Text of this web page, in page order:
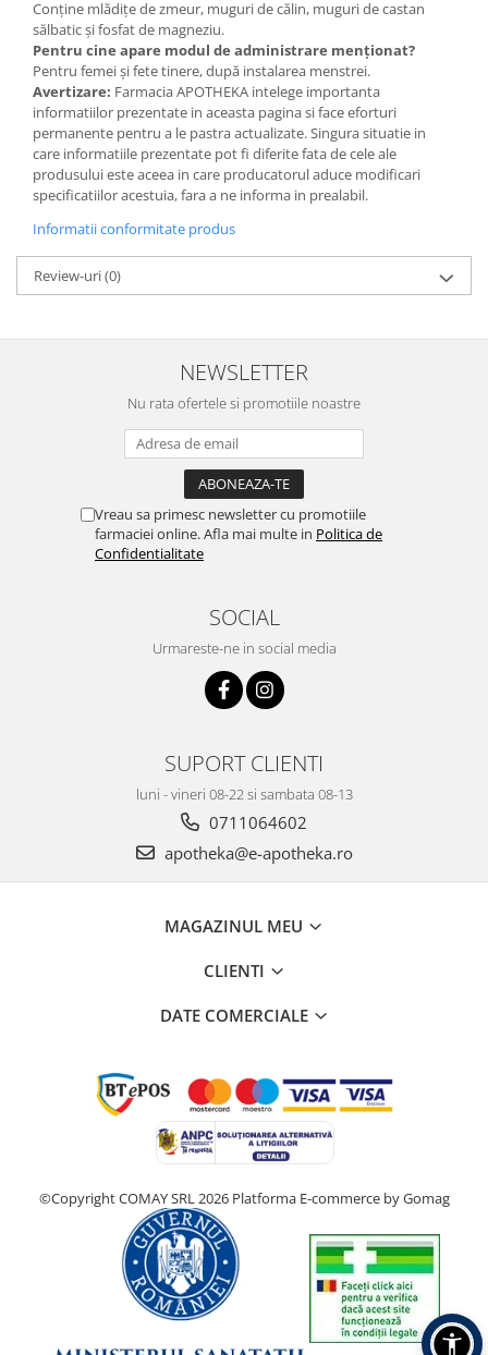
Conține mlădițe de zmeur, muguri de călin, muguri de castan
sălbatic și fosfat de magneziu.
Pentru cine apare modul de administrare menționat?
Pentru femei și fete tinere, după instalarea menstrei.
Avertizare: Farmacia APOTHEKA intelege importanta
informatiilor prezentate in aceasta pagina si face eforturi
permanente pentru a le pastra actualizate. Singura situatie in
care informatiile prezentate pot fi diferite fata de cele ale
produsului este aceea in care producatorul aduce modificari
specificatiilor acestuia, fara a ne informa in prealabil.
Informatii conformitate produs
Review-uri(0)
NEWSLETTER
Nu rata ofertele si promotiile noastre
Vreau sa primesc newsletter cu promotiile
farmaciei online. Afla mai multe in Politica de
Confidentialitate
SOCIAL
Urmareste-ne in social media
SUPORT CLIENTI
luni - vineri 08-22 si sambata 08-13
0711064602
apotheka@e-apotheka.ro
MAGAZINUL MEU
CLIENTI
DATE COMERCIALE
©Copyright COMAY SRL 2026 Platforma E-commerce by Gomag